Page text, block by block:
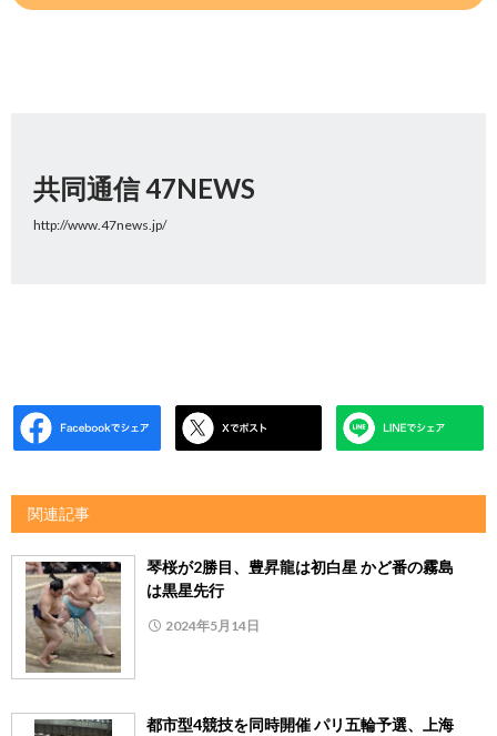
共同通信 47NEWS
http://www.47news.jp/
関連記事
琴桜が2勝目、豊昇龍は初白星 かど番の霧島
は黒星先行
2024年5月14日
都市型4競技を同時開催 パリ五輪予選、上海